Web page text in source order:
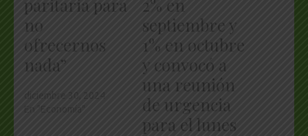
paritaria para
no
ofrecernos
nada”
2% en
septiembre y
1% en octubre
y convocó a
una reunión
de urgencia
para el lunes